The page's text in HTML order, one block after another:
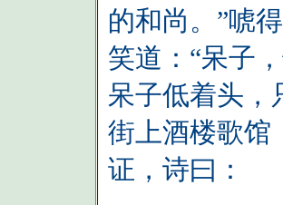
的和尚。”唬
笑道：“呆子
呆子低着头，
街上酒楼歌馆
证，诗曰：